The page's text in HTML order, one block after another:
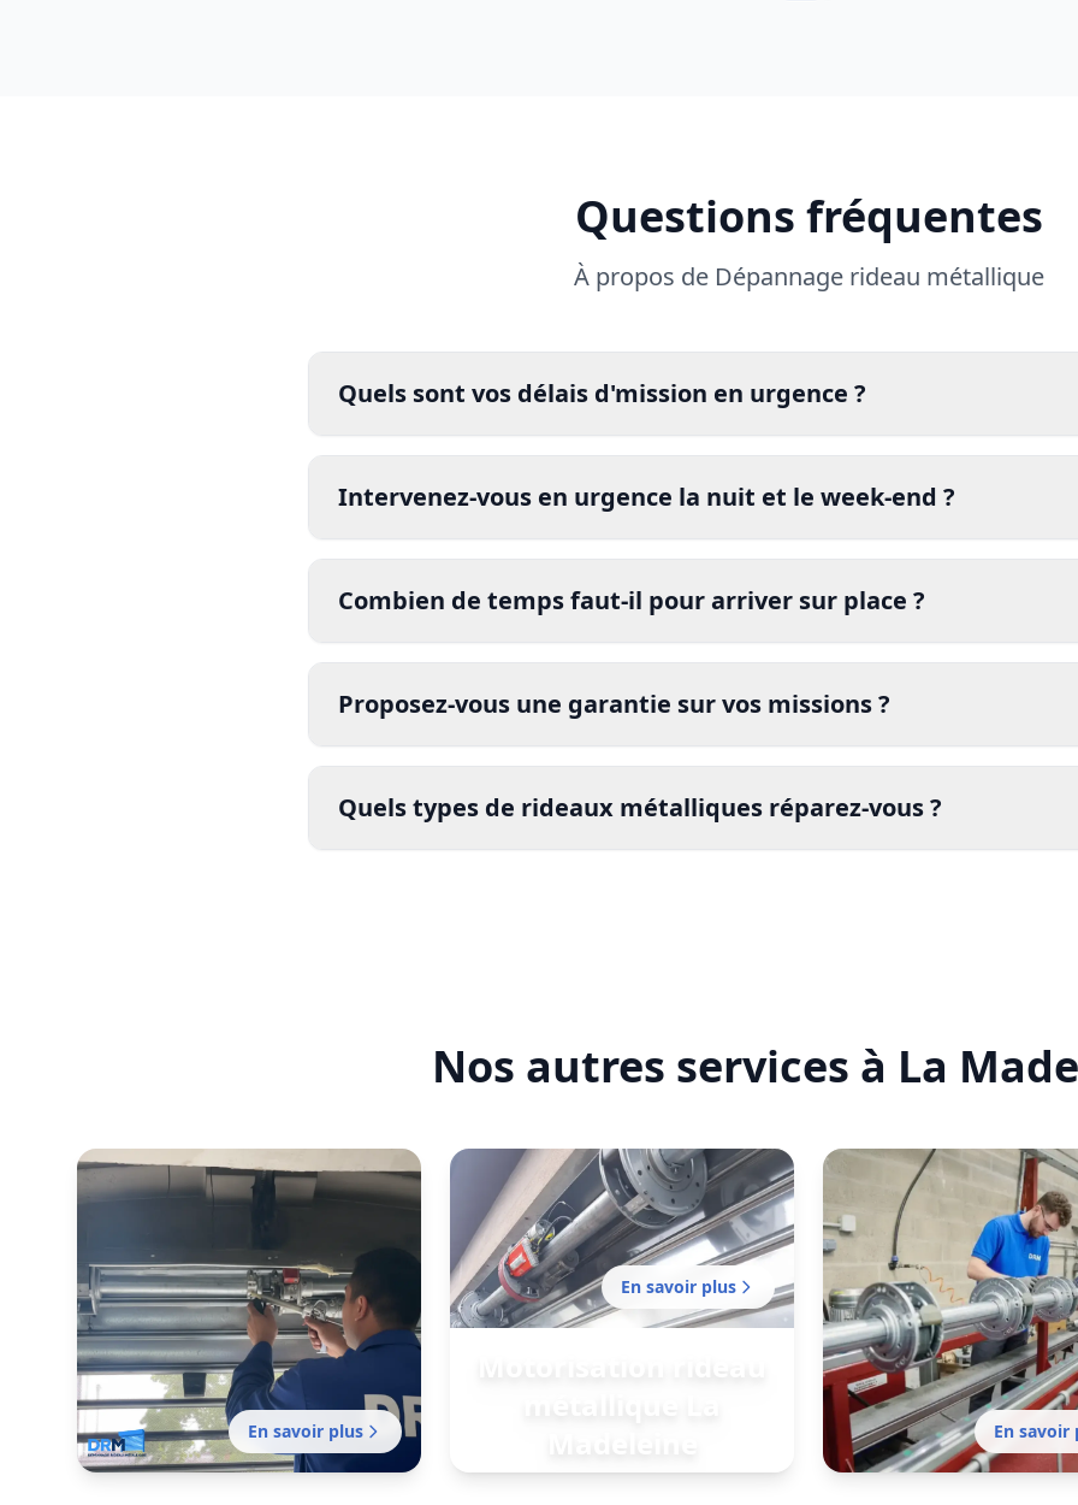
Questions fréquentes
À propos de Dépannage rideau métallique
Quels sont vos délais d'mission en urgence ?
Intervenez-vous en urgence la nuit et le week-end ?
Combien de temps faut-il pour arriver sur place ?
Proposez-vous une garantie sur vos missions ?
certifié
Quels types de rideaux métalliques réparez-vous ?
Nos autres services à La
En savoir plus
En savoir plus
En savoir